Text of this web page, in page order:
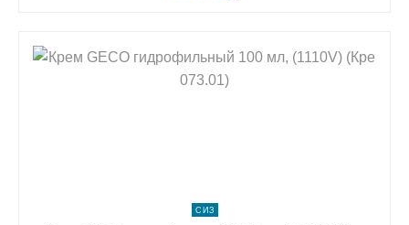
shopping_cart В КОРЗИНУ
СИЗ